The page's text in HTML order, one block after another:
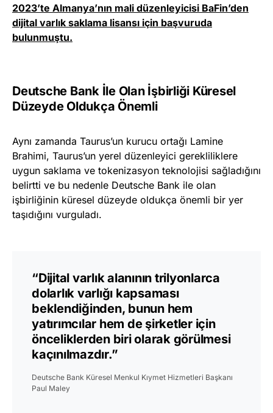
2023’te Almanya’nın mali düzenleyicisi BaFin’den
dijital varlık saklama lisansı için başvuruda
bulunmuştu.
Deutsche Bank İle Olan İşbirliği Küresel
Düzeyde Oldukça Önemli
Aynı zamanda Taurus’un kurucu ortağı Lamine
Brahimi, Taurus’un yerel düzenleyici gerekliliklere
uygun saklama ve tokenizasyon teknolojisi sağladığını
belirtti ve bu nedenle Deutsche Bank ile olan
işbirliğinin küresel düzeyde oldukça önemli bir yer
taşıdığını vurguladı.
“Dijital varlık alanının trilyonlarca
dolarlık varlığı kapsaması
beklendiğinden, bunun hem
yatırımcılar hem de şirketler için
önceliklerden biri olarak görülmesi
kaçınılmazdır.”
Deutsche Bank Küresel Menkul Kıymet Hizmetleri Başkanı
Paul Maley